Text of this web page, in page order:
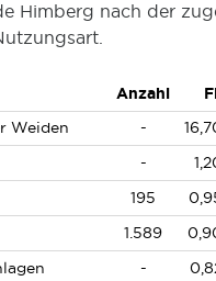
Himberg nach der
Anzahl
Weiden
-
-
195
1.589
-